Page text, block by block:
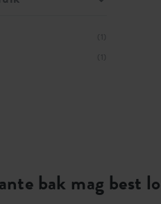
(1)
(1)
bak mag best